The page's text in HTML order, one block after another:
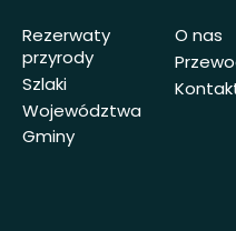
Rezerwaty
przyrody
Szlaki
Województwa
Gminy
O nas